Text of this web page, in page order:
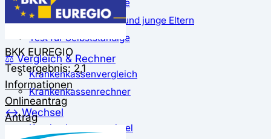
Test für Auszubildende
Test für Schwangere und junge Eltern
Test für Selbstständige
⚖️ Vergleich & Rechner
Krankenkassenvergleich
Krankenkassenrechner
↔ Wechsel
Krankenkassenwechsel
BKK EUREGIO
Testergebnis: 2,1
Informationen
Onlineantrag
Antrag